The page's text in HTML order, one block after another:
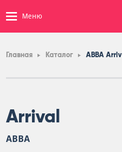
Меню
Главная Каталог ABBA
Arrival
ABBA